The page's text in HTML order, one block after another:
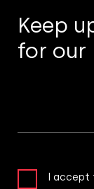
Keep
for our
I